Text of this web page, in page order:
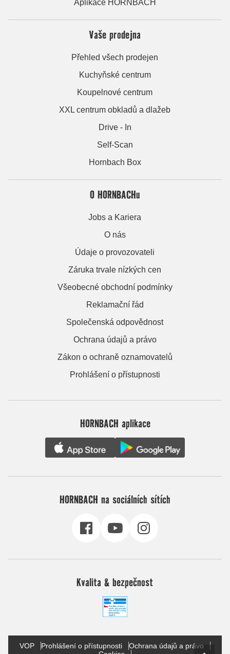
Aplikace HORNBACH
Vaše prodejna
Přehled všech prodejen
Kuchyňské centrum
Koupelnové centrum
XXL centrum obkladů a dlažeb
Drive - In
Self-Scan
Hornbach Box
O HORNBACHu
Jobs a Kariera
O nás
Údaje o provozovateli
Záruka trvale nízkých cen
Všeobecné obchodní podmínky
Reklamační řád
Společenská odpovědnost
Ochrana údajů a právo
Zákon o ochraně oznamovatelů
Prohlášení o přístupnosti
HORNBACH aplikace
HORNBACH na sociálních sítích
Kvalita & bezpečnost
VOP Prohlášení o přístupnosti
Ochrana údajů a právo